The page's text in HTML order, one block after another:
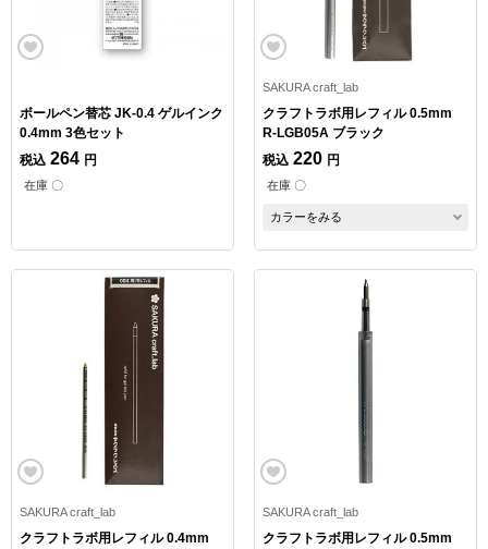
ボールペン替芯 JK-0.4 ゲルインク
0.4mm 3色セット
税込 264 円
在庫 〇
SAKURA craft_lab
クラフトラボ用レフィル 0.5mm
R-LGB05A ブラック
税込 220 円
在庫 〇
カラーをみる
SAKURA craft_lab
クラフトラボ用レフィル 0.4mm
SAKURA craft_lab
クラフトラボ用レフィル 0.5mm